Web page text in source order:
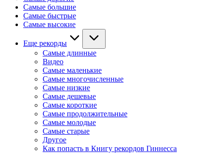
Самые большие
Самые быстрые
Самые высокие
Еще рекорды
Самые длинные
Видео
Самые маленькие
Самые многочисленные
Самые низкие
Самые дешевые
Самые короткие
Самые продолжительные
Самые молодые
Самые старые
Другое
Как попасть в Книгу рекордов Гиннесса